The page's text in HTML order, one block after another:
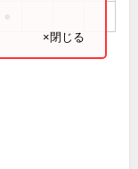
×閉じる